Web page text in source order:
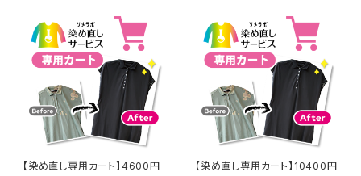
【染め直し専用カート】4600円 【染め直し専用カート】10400円